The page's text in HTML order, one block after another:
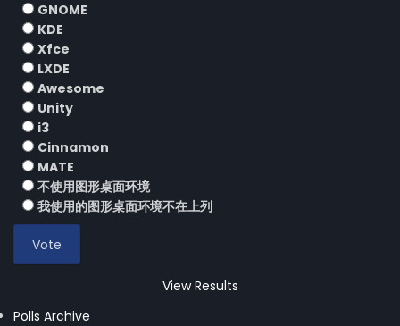
GNOME
KDE
Xfce
LXDE
Awesome
Unity
i3
Cinnamon
MATE
不使用图形桌面环境
我使用的图形桌面环境不在上列
View Results
Polls Archive